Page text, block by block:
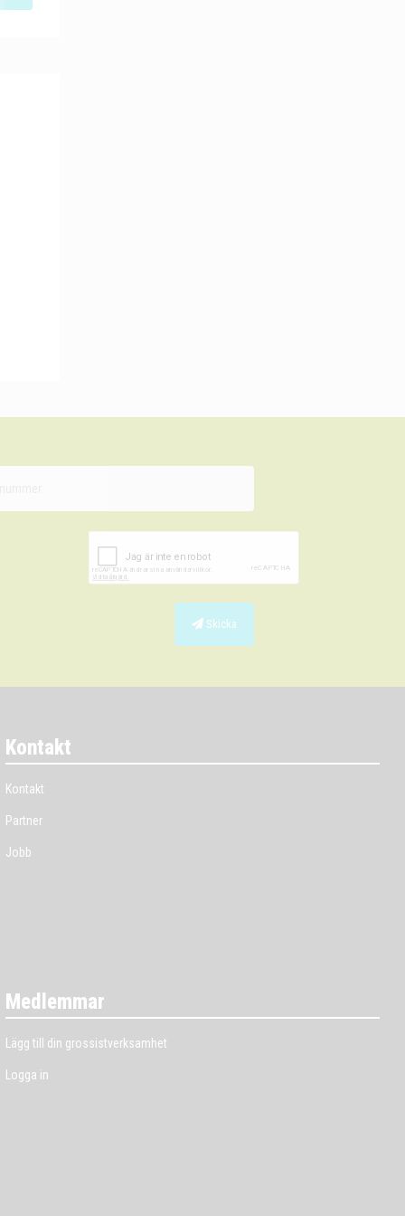
Skicka
Kontakt
Kontakt
Partner
Jobb
Medlemmar
Lägg till din grossistverksamhet
Logga in